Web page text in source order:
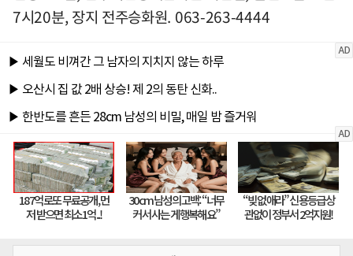
7시20분, 장지 전주승화원. 063-263-4444